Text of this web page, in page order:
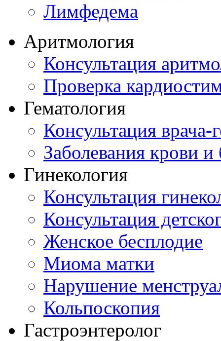
Лимфедема
Аритмология
Консультация
Проверка
Гематология
Консультация врача-
Заболевания крови и
Гинекология
Консультация
Консультация
Женское бесплодие
Миома матки
Нарушение
Кольпоскопия
Гастроэнтеролог